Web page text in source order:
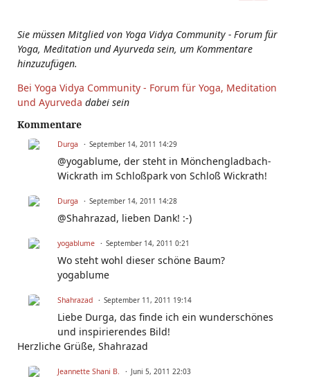
Sie müssen Mitglied von Yoga Vidya Community - Forum für
Yoga, Meditation und Ayurveda sein, um Kommentare
hinzuzufügen.
Bei Yoga Vidya Community - Forum für Yoga, Meditation
und Ayurveda dabei sein
Kommentare
Durga September 14, 2011 14:29
@yogablume, der steht in Mönchengladbach-
Wickrath im Schloßpark von Schloß Wickrath!
Durga September 14, 2011 14:28
@Shahrazad, lieben Dank! :-)
yogablume September 14, 2011 0:21
Wo steht wohl dieser schöne Baum?
yogablume
Shahrazad September 11, 2011 19:14
Liebe Durga, das finde ich ein wunderschönes
und inspirierendes Bild!
Herzliche Grüße, Shahrazad
Jeannette Shani B. Juni 5, 2011 22:03